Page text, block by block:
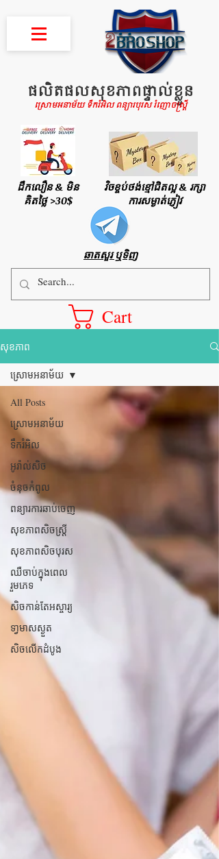
ផលិតផលសុខភាពផ្ទាល់ខ្លួន
ស្រោមអនាម័យ ទឹករំអិល ពន្យារបុរស រំញោចស្រ្តី
Cart
ដឹកលឿន & មិន
គិតថ្លៃ >30$
វិចខ្ចប់ថង់ខ្មៅជិតល្អ & រក្សា
ការសម្ងាត់ភ្ញៀវ
ឆាតសួរ ឬទិញ
សុខភាព
All Posts
ស្រោមអនាម័យ
ទឹករំអិល
អូរ៉ាល់សិច
ចំនុចកំពូល
ពន្យារការឆាប់ចេញ
សុខភាពសិចស្រ្តី
សុខភាពសិចបុរស
ឈឺចាប់ក្នុងពេល
រួមភេទ
សិចកាន់តែអស្ចារ្យ
ទា្វមាសស្ងួត
សិចលើកដំបូង
ស្រោមអនាម័យ